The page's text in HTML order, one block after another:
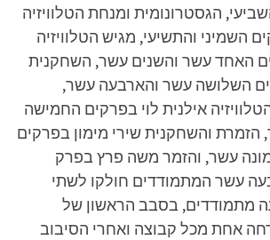
הגסטרונומית ומנחת הטלוויזיה
השמיני והתשיעי, מגיש הטלוויזיה
האחד עשר והשנים עשר, השחקנית
השלושה עשר והארבעה עשר,
אילנית לוי בפרקים החמישה
והשחקנית שירי מימון בפרקים
עשר, והזמר משה פרץ בפרק
עשר המתמודדים חולקו לשתי
מתמודדים, בסבב הראשון של
אחת מכל קבוצה ואחרי הסיבוב